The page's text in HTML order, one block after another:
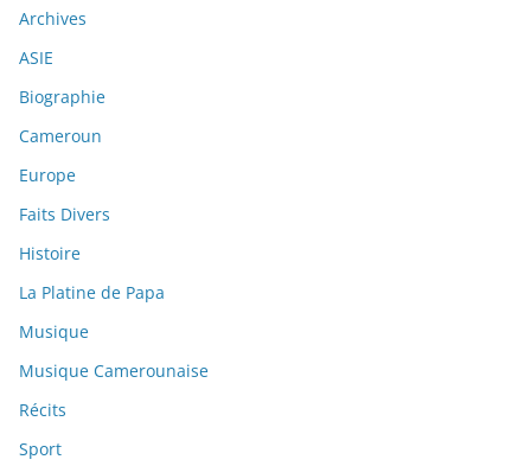
Archives
ASIE
Biographie
Cameroun
Europe
Faits Divers
Histoire
La Platine de Papa
Musique
Musique Camerounaise
Récits
Sport